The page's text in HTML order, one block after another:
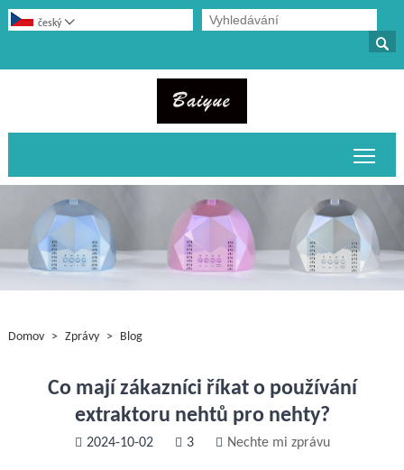

český 
Domov > Zprávy > Blog
Co mají zákazníci říkat o používání
extraktoru nehtů pro nehty?
2024-10-02 3 Nechte mi zprávu